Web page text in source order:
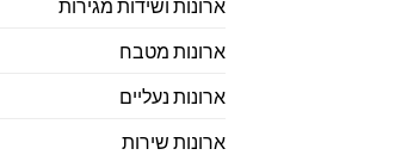
ארונות ושידות מגירות
ארונות מטבח
ארונות נעליים
ארונות שירות